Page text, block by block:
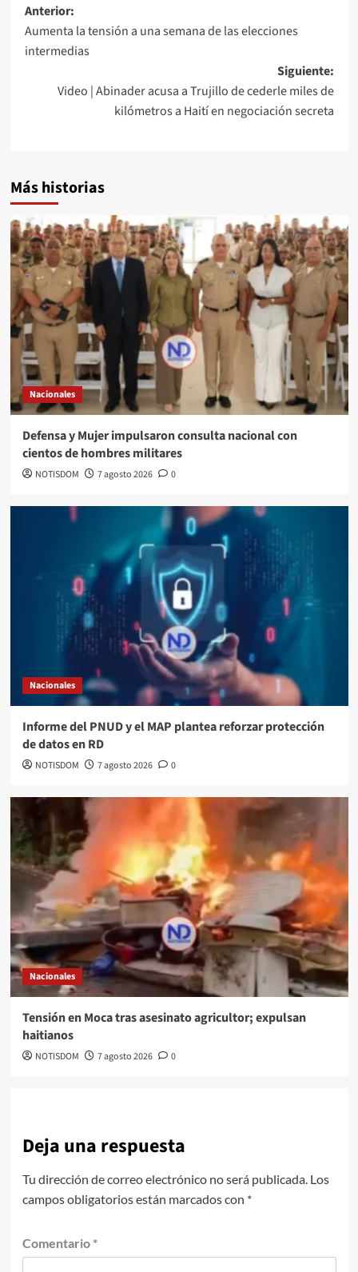
Anterior:
Aumenta la tensión a una semana de las elecciones
intermedias
Siguiente:
Video | Abinader acusa a Trujillo de cederle miles de
kilómetros a Haití en negociación secreta
Más historias
Nacionales
Defensa y Mujer impulsaron consulta nacional con
cientos de hombres militares
NOTISDOM 7 agosto 2026 0
Nacionales
Informe del PNUD y el MAP plantea reforzar protección
de datos en RD
NOTISDOM 7 agosto 2026 0
Nacionales
Tensión en Moca tras asesinato agricultor; expulsan
haitianos
NOTISDOM 7 agosto 2026 0
Deja una respuesta
Tu dirección de correo electrónico no será publicada. Los
campos obligatorios están marcados con *
Comentario *